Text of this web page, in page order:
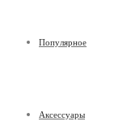
Популярное
Аксессуары